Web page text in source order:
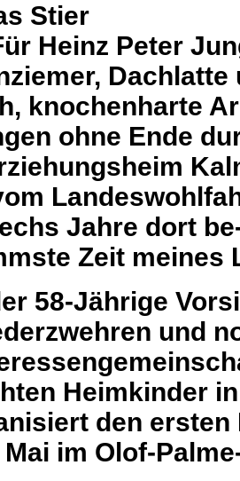
Stier
Heinz Peter
knochenharte
ohne Ende
Jahre dort
Zeit meines
58-Jährige
und
Heimkinder
den
Mai im Olof-